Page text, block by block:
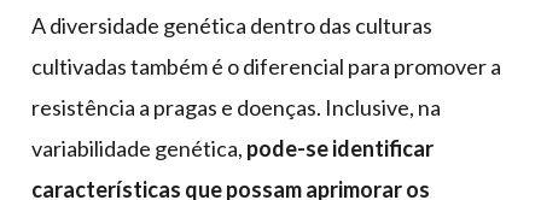
A diversidade genética dentro das culturas
cultivadas também é o diferencial para promover a
resistência a pragas e doenças. Inclusive, na
variabilidade genética, pode-se identificar
características que possam aprimorar os